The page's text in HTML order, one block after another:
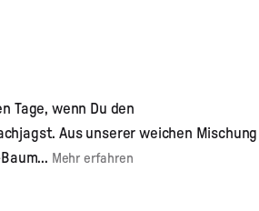
Tage, wenn Du den
Aus unserer weichen Mischung
Mehr erfahren